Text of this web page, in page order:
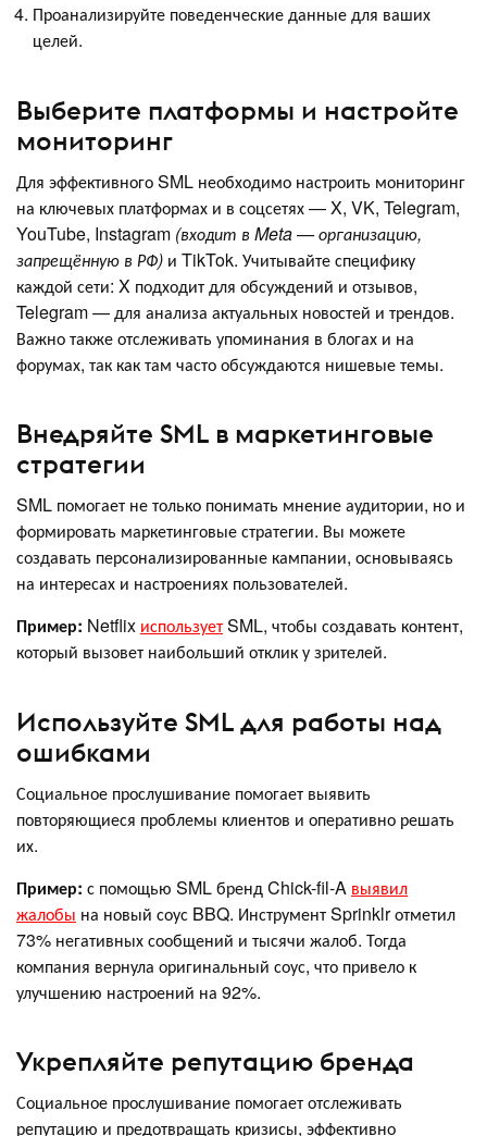
Проанализируйте поведенческие данные для ваших
целей.
Выберите платформы и настройте
мониторинг
Для эффективного SML необходимо настроить мониторинг
на ключевых платформах и в соцсетях — X, VK, Telegram,
YouTube, Instagram (входит в Meta — организацию,
запрещённую в РФ) и TikTok. Учитывайте специфику
каждой сети: X подходит для обсуждений и отзывов,
Telegram — для анализа актуальных новостей и трендов.
Важно также отслеживать упоминания в блогах и на
форумах, так как там часто обсуждаются нишевые темы.
Внедряйте SML в маркетинговые
стратегии
SML помогает не только понимать мнение аудитории, но и
формировать маркетинговые стратегии. Вы можете
создавать персонализированные кампании, основываясь
на интересах и настроениях пользователей.
Пример: Netflix используетSML, чтобы создавать контент,
который вызовет наибольший отклик у зрителей.
Используйте SML для работы над
ошибками
Социальное прослушивание помогает выявить
повторяющиеся проблемы клиентов и оперативно решать
их.
Пример: с помощью SML бренд Chick-fil-A выявил
жалобы на новый соус BBQ. Инструмент Sprinklr отметил
73% негативных сообщений и тысячи жалоб. Тогда
компания вернула оригинальный соус, что привело к
улучшению настроений на 92%.
Укрепляйте репутацию бренда
Социальное прослушивание помогает отслеживать
репутацию и предотвращать кризисы, эффективно